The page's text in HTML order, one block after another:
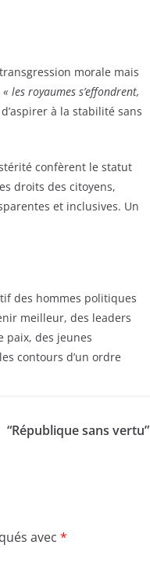
morale mais
« les royaumes s’effondrent,
à la stabilité sans
confèrent le statut
droits des citoyens,
et inclusives. Un
des hommes politiques
meilleur, des leaders
paix, des jeunes
contours d’un ordre
“République sans vertu”
avec *